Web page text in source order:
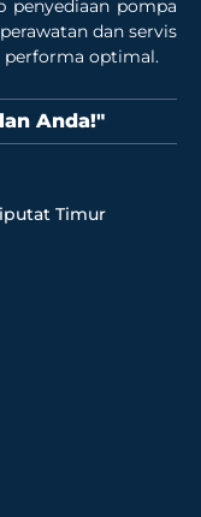
penyediaan pompa
dan servis
performa optimal.
Anda!"
Timur